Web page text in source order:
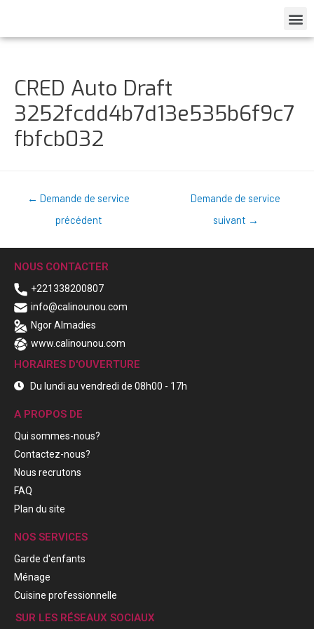
CRED Auto Draft
3252fcdd4b7d13e535b6f9c7
fbfcb032
← Demande de service
précédent
Demande de service
suivant →
NOUS CONTACTER
+221338200807
info@calinounou.com
Ngor Almadies
www.calinounou.com
HORAIRES D'OUVERTURE
Du lundi au vendredi de 08h00 - 17h
A PROPOS DE
Qui sommes-nous?
Contactez-nous?
Nous recrutons
FAQ
Plan du site
NOS SERVICES
Garde d'enfants
Ménage
Cuisine professionnelle
SUR LES RÉSEAUX SOCIAUX